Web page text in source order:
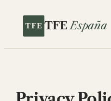
contenido
TFEEspaña